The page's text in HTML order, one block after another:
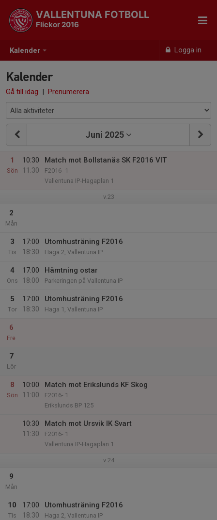
Kalender Logga in
VALLENTUNA FOTBOLL
Flickor 2016
Kalender
Gå till idag | Prenumerera
Juni 2025
1
Sön
10:30
11:30
Match mot Bollstanäs SK F2016 VIT
F2016- 1
Vallentuna IP-Hagaplan 1
v.23
2
Mån
3
Tis
17:00
18:30
Utomhusträning F2016
Haga 2, Vallentuna IP
4
Ons
17:00
18:00
Hämtning ostar
Parkeringen på Vallentuna IP
5
Tor
17:00
18:30
Utomhusträning F2016
Haga 1, Vallentuna IP
6
Fre
7
Lör
8
Sön
10:00
11:00
Match mot Erikslunds KF Skog
F2016- 1
Erikslunds BP 125
10:30
11:30
Match mot Ursvik IK Svart
F2016- 1
Vallentuna IP-Hagaplan 1
v.24
9
Mån
10
Tis
17:00
18:30
Utomhusträning F2016
Haga 2, Vallentuna IP